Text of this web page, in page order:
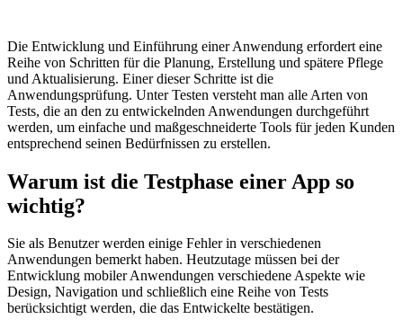
Die Entwicklung und Einführung einer Anwendung erfordert eine
Reihe von Schritten für die Planung, Erstellung und spätere Pflege
und Aktualisierung. Einer dieser Schritte ist die
Anwendungsprüfung. Unter Testen versteht man alle Arten von
Tests, die an den zu entwickelnden Anwendungen durchgeführt
werden, um einfache und maßgeschneiderte Tools für jeden Kunden
entsprechend seinen Bedürfnissen zu erstellen.
Warum ist die Testphase einer App so
wichtig?
Sie als Benutzer werden einige Fehler in verschiedenen
Anwendungen bemerkt haben. Heutzutage müssen bei der
Entwicklung mobiler Anwendungen verschiedene Aspekte wie
Design, Navigation und schließlich eine Reihe von Tests
berücksichtigt werden, die das Entwickelte bestätigen.